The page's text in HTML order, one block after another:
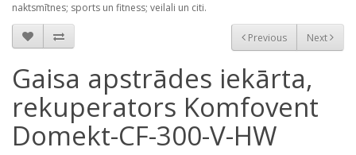
naktsmītnes; sports un fitness; veilali un citi.
Previous Next
Gaisa apstrādes iekārta,
rekuperators Komfovent
Domekt-CF-300-V-HW